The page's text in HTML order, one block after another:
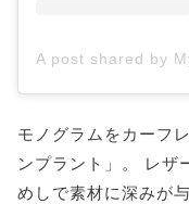
モノグラムをカーフ
ンプラント」。 レザ
めしで素材に深みが